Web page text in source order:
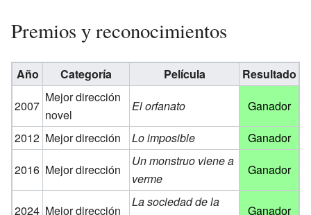
Premios y reconocimientos
Año Categoría Película
Resultado
2007
Mejor dirección
novel
El orfanato
Ganador
2012 Mejor dirección Lo imposible
Ganador
2016 Mejor dirección
Un monstruo viene a
verme
Ganador
2024 Mejor dirección
La sociedad de la
Ganador